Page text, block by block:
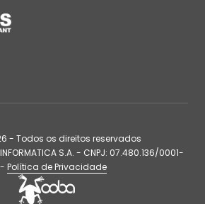
- Todos os direitos reservados
INFORMATICA S.A. - CNPJ: 07.480.136/0001-
Política de Privacidade